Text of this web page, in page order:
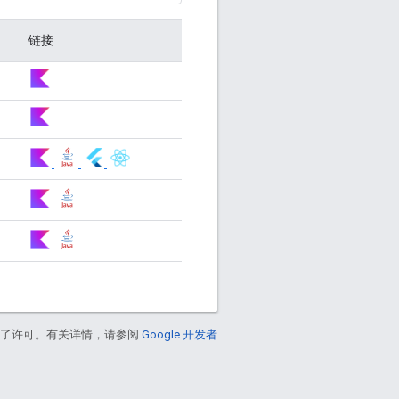
链接
许可。有关详情，请参阅 Google 开发者